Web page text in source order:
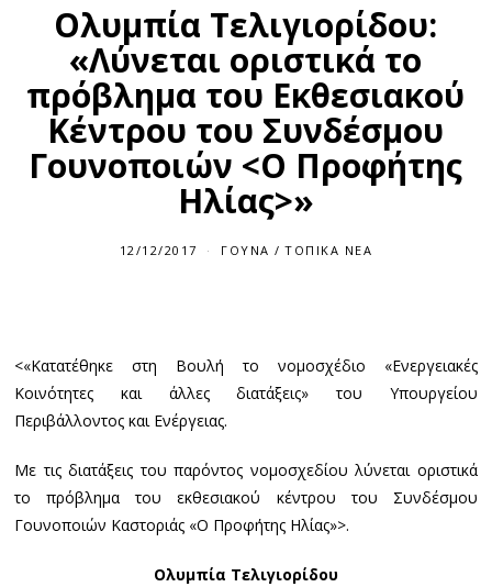
Ολυμπία Τελιγιορίδου:
«Λύνεται οριστικά το
πρόβλημα του Εκθεσιακού
Κέντρου του Συνδέσμου
Γουνοποιών <Ο Προφήτης
Ηλίας>»
12/12/2017
0
7
ΓΟΎΝΑ / ΤΟΠΙΚΆ ΝΈΑ
<«Κατατέθηκε στη Βουλή το νομοσχέδιο «Ενεργειακές
Κοινότητες και άλλες διατάξεις» του Υπουργείου
Περιβάλλοντος και Ενέργειας.
Με τις διατάξεις του παρόντος νομοσχεδίου λύνεται οριστικά
το πρόβλημα του εκθεσιακού κέντρου του Συνδέσμου
Γουνοποιών Καστοριάς «Ο Προφήτης Ηλίας»>.
Ολυμπία Τελιγιορίδου